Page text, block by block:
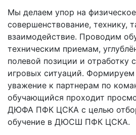
Мы делаем упор на физическое
совершенствование, технику,
взаимодействие. Проводим
техническим приемам,
полевой позиции и отработку
игровых ситуаций. Формируем
уважение к партнерам по
обучающийся проходит
ДЮФА ПФК ЦСКА с целью
обучение в ДЮСШ ПФК ЦСКА.